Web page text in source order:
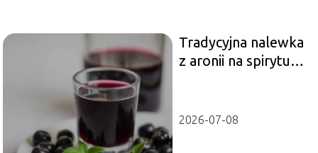
Tradycyjna nalewka
z aronii na spirytusie
2026-07-08